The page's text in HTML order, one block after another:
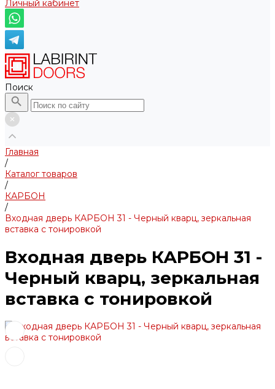
Личный кабинет
Поиск
Главная
/
Каталог товаров
/
КАРБОН
/
Входная дверь КАРБОН 31 - Черный кварц, зеркальная
вставка с тонировкой
Входная дверь КАРБОН 31 -
Черный кварц, зеркальная
вставка с тонировкой